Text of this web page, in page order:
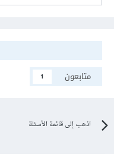
متابعون
1
اذهب إلى قائمة الأسئلة